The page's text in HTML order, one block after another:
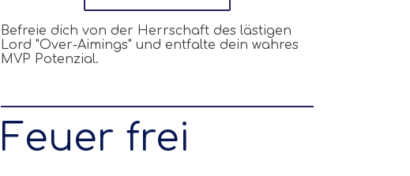
Befreie dich von der Herrschaft des lästigen
Lord "Over-Aimings" und entfalte dein wahres
MVP Potenzial.
Feuer frei